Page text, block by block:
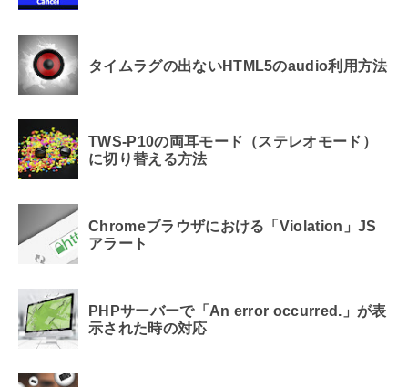
タイムラグの出ないHTML5のaudio利用方法
TWS-P10の両耳モード（ステレオモード）
に切り替える方法
Chromeブラウザにおける「Violation」JS
アラート
PHPサーバーで「An error occurred.」が表
示された時の対応